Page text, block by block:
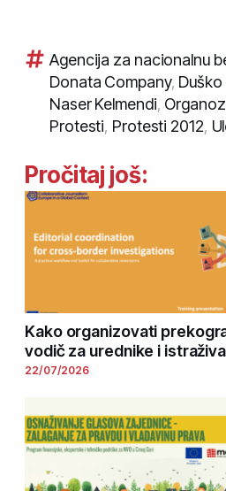
Agencija za nacionalnu
Donata Company,
Naser Kelmendi,
Protesti, Protesti 2012,
Pročitaj još:
Kako organizovati
vodič za urednike i
22/07/2026